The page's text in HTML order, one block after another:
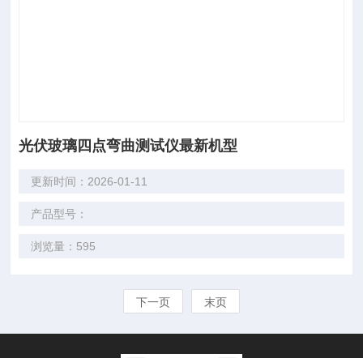
光伏玻璃四点弯曲测试仪最新机型
更新时间：2026-01-11
产品型号：
浏览量：595
下一页 末页